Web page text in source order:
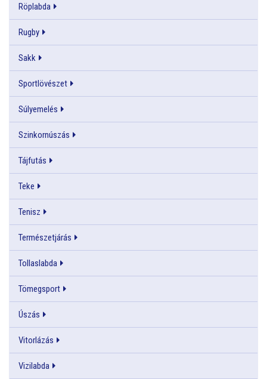
Röplabda
Rugby
Sakk
Sportlövészet
Súlyemelés
Szinkornúszás
Tájfutás
Teke
Tenisz
Természetjárás
Tollaslabda
Tömegsport
Úszás
Vitorlázás
Vizilabda